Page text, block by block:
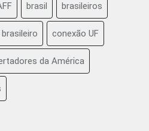
brasil brasileiros
conexão UF
da América